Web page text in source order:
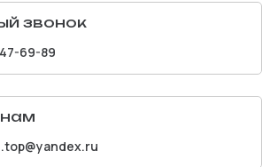
звонок
69-89